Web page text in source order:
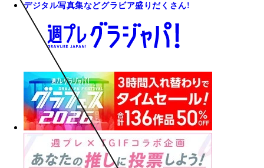
デジタル写真集などグラビア盛りだくさん!